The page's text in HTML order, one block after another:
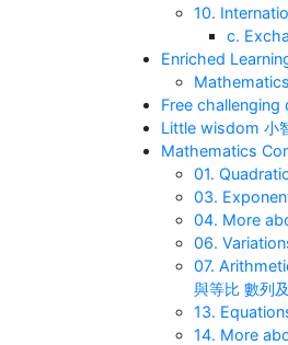
10.
c.
Enriched
Mathematics
Free challenging
Little wisdom 小
Mathematics
01.
03.
04. More
06.
07.
與等比 數列
13.
14. More